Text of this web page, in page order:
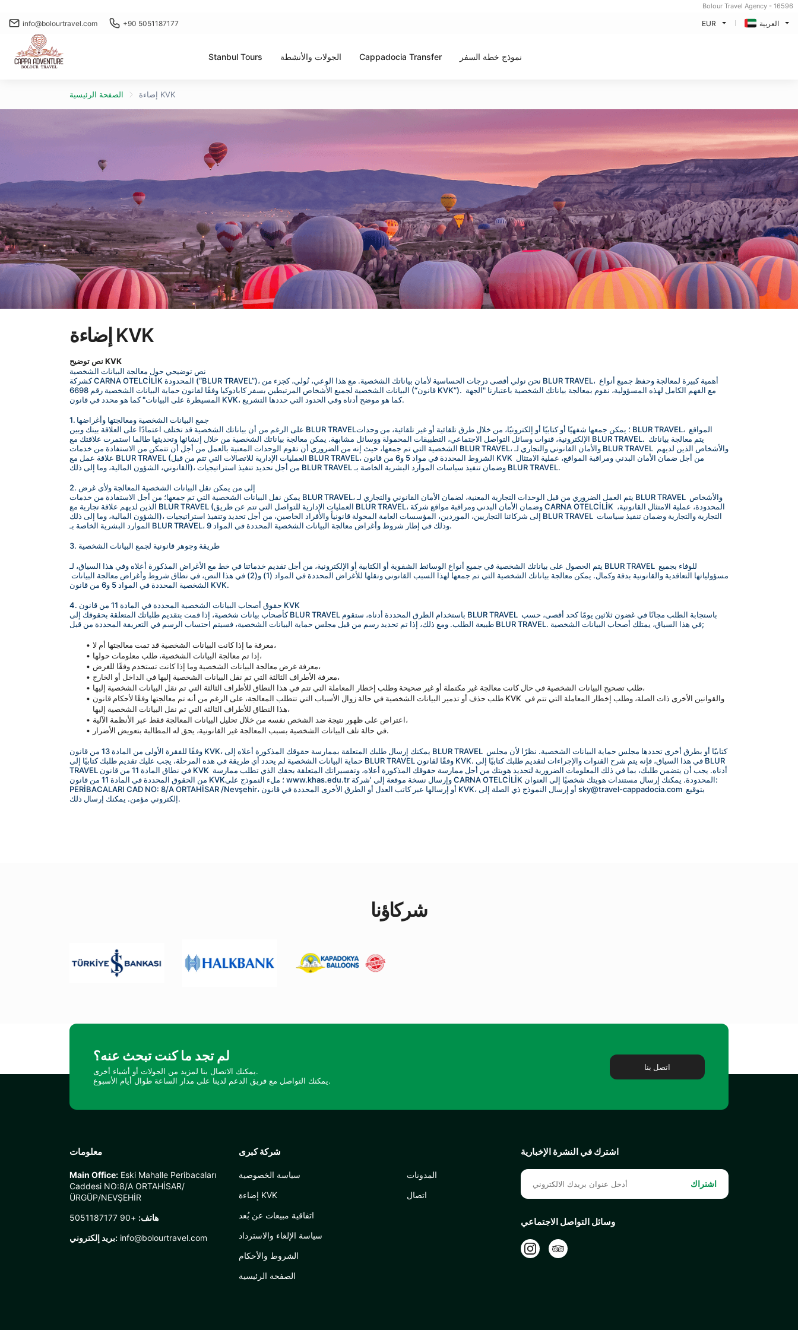
Bolour Travel Agency - 16596
info@bolourtravel.com +90 5051187177 EUR العربية
Stanbul Tours الجولات والأنشطة Cappadocia Transfer نموذج خطة السفر
الصفحة الرئيسية إضاءة KVK
إضاءة KVK
نص توضيح KVK
نص توضيحي حول معالجة البيانات الشخصية
كشركة CARNA OTELCİLİK المحدودة (“BLUR TRAVEL”)، نحن نولي أقصى درجات الحساسية لأمان بياناتك الشخصية. مع هذا الوعي، نُولي، كجزء من BLUR TRAVEL، أهمية كبيرة لمعالجة وحفظ جميع أنواع
البيانات الشخصية لجميع الأشخاص المرتبطين بسفر كابادوكيا وفقًا لقانون حماية البيانات الشخصية رقم 6698 (“قانون KVK”). مع الفهم الكامل لهذه المسؤولية، نقوم بمعالجة بياناتك الشخصية باعتبارنا "الجهة
المسيطرة على البيانات" كما هو محدد في قانون KVK، كما هو موضح أدناه وفي الحدود التي حددها التشريع.
1. جمع البيانات الشخصية ومعالجتها وأغراضها
على الرغم من أن بياناتك الشخصية قد تختلف اعتمادًا على العلاقة بينك وبين BLUR TRAVEL؛ يمكن جمعها شفهيًا أو كتابيًا أو إلكترونيًا، من خلال طرق تلقائية أو غير تلقائية، من وحدات BLUR TRAVEL، المواقع
الإلكترونية، قنوات وسائل التواصل الاجتماعي، التطبيقات المحمولة ووسائل مشابهة. يمكن معالجة بياناتك الشخصية من خلال إنشائها وتحديثها طالما استمرت علاقتك مع BLUR TRAVEL. يتم معالجة بياناتك
الشخصية التي تم جمعها، حيث إنه من الضروري أن تقوم الوحدات المعنية بالعمل من أجل أن تتمكن من الاستفادة من خدمات BLUR TRAVEL، والأمان القانوني والتجاري لـ BLUR TRAVEL والأشخاص الذين لديهم
علاقة عمل مع BLUR TRAVEL (العمليات الإدارية للاتصالات التي تتم من قبل BLUR TRAVEL، الشروط المحددة في مواد 5 و6 من قانون KVK من أجل ضمان الأمان البدني ومراقبة المواقع، عملية الامتثال
القانوني، الشؤون المالية، وما إلى ذلك)، من أجل تحديد تنفيذ استراتيجيات BLUR TRAVEL وضمان تنفيذ سياسات الموارد البشرية الخاصة بـ BLUR TRAVEL.
2. إلى من يمكن نقل البيانات الشخصية المعالجة ولأي غرض
يمكن نقل البيانات الشخصية التي تم جمعها؛ من أجل الاستفادة من خدمات BLUR TRAVEL، يتم العمل الضروري من قبل الوحدات التجارية المعنية، لضمان الأمان القانوني والتجاري لـ BLUR TRAVEL والأشخاص
الذين لديهم علاقة تجارية مع BLUR TRAVEL (العمليات الإدارية للتواصل التي تتم عن طريق BLUR TRAVEL، وضمان الأمان البدني ومراقبة مواقع شركة CARNA OTELCİLİK المحدودة، عملية الامتثال القانونية،
الشؤون المالية، وما إلى ذلك)، إلى شركائنا التجاريين، الموردين، المؤسسات العامة المخولة قانونياً والأفراد الخاصين، من أجل تحديد وتنفيذ استراتيجيات BLUR TRAVEL التجارية والتجارية وضمان تنفيذ سياسات
الموارد البشرية الخاصة بـ BLUR TRAVEL، وذلك في إطار شروط وأغراض معالجة البيانات الشخصية المحددة في المواد 9.
3. طريقة وجوهر قانونية لجمع البيانات الشخصية
يتم الحصول على بياناتك الشخصية في جميع أنواع الوسائط الشفوية أو الكتابية أو الإلكترونية، من أجل تقديم خدماتنا في خط مع الأغراض المذكورة أعلاه وفي هذا السياق، لـ BLUR TRAVEL للوفاء بجميع
الشخصية المحددة في المواد 5 و6 من قانون KVK.
4. حقوق أصحاب البيانات الشخصية المحددة في المادة 11 من قانون KVK
كأصحاب بيانات شخصية، إذا قمت بتقديم طلباتك المتعلقة بحقوقك إلى BLUR TRAVEL باستخدام الطرق المحددة أدناه، ستقوم BLUR TRAVEL باستجابة الطلب مجانًا في غضون ثلاثين يومًا كحد أقصى، حسب
طبيعة الطلب. ومع ذلك، إذا تم تحديد رسم من قبل مجلس حماية البيانات الشخصية، فسيتم احتساب الرسم في التعريفة المحددة من قبل BLUR TRAVEL. في هذا السياق، يمتلك أصحاب البيانات الشخصية;
معرفة ما إذا كانت البيانات الشخصية قد تمت معالجتها أم لا،
إذا تم معالجة البيانات الشخصية، طلب معلومات حولها،
معرفة غرض معالجة البيانات الشخصية وما إذا كانت تستخدم وفقًا للغرض،
معرفة الأطراف الثالثة التي تم نقل البيانات الشخصية إليها في الداخل أو الخارج،
طلب تصحيح البيانات الشخصية في حال كانت معالجة غير مكتملة أو غير صحيحة وطلب إخطار المعاملة التي تتم في هذا النطاق للأطراف الثالثة التي تم نقل البيانات الشخصية إليها،
طلب حذف أو تدمير البيانات الشخصية في حالة زوال الأسباب التي تتطلب المعالجة، على الرغم من أنه تم معالجتها وفقًا لأحكام قانون KVK والقوانين الأخرى ذات الصلة، وطلب إخطار المعاملة التي تتم في
هذا النطاق للأطراف الثالثة التي تم نقل البيانات الشخصية إليها،
اعتراض على ظهور نتيجة ضد الشخص نفسه من خلال تحليل البيانات المعالجة فقط عبر الأنظمة الآلية،
في حالة تلف البيانات الشخصية بسبب المعالجة غير القانونية، يحق له المطالبة بتعويض الأضرار.
وفقًا للفقرة الأولى من المادة 13 من قانون KVK، يمكنك إرسال طلبك المتعلقة بممارسة حقوقك المذكورة أعلاه إلى BLUR TRAVEL كتابيًا أو بطرق أخرى تحددها مجلس حماية البيانات الشخصية. نظرًا لأن مجلس
حماية البيانات الشخصية لم يحدد أي طريقة في هذه المرحلة، يجب عليك تقديم طلبك كتابيًا إلى BLUR TRAVEL وفقًا لقانون KVK. في هذا السياق، فإنه يتم شرح القنوات والإجراءات لتقديم طلبك كتابيًا إلى BLUR
TRAVEL في نطاق المادة 11 من قانون KVK أدناه. يجب أن يتضمن طلبك، بما في ذلك المعلومات الضرورية لتحديد هويتك من أجل ممارسة حقوقك المذكورة أعلاه، وتفسيراتك المتعلقة بحقك الذي تطلب ممارسة
من الحقوق المحددة في المادة 11 من قانون KVK؛ ملء النموذج على www.khas.edu.tr وإرسال نسخة موقعة إلى 'شركة CARNA OTELCİLİK المحدودة. يمكنك إرسال مستندات هويتك شخصيًا إلى العنوان:
PERİBACALARI CAD NO: 8/A ORTAHİSAR /Nevşehir، أو إرسالها عبر كاتب العدل أو الطرق الأخرى المحددة في قانون KVK، أو إرسال النموذج ذي الصلة إلى sky@travel-cappadocia.com بتوقيع
إلكتروني مؤمن. يمكنك إرسال ذلك.
شركاؤنا
لم تجد ما كنت تبحث عنه؟
يمكنك الاتصال بنا لمزيد من الجولات أو أشياء أخرى.
يمكنك التواصل مع فريق الدعم لدينا على مدار الساعة طوال أيام الأسبوع.
اتصل بنا
معلومات
Main Office: Eski Mahalle Peribacaları
Caddesi NO:8/A ORTAHİSAR/
ÜRGÜP/NEVŞEHİR
هاتف: +90 5051187177
بريد إلكتروني: info@bolourtravel.com
شركة كبرى
سياسة الخصوصية
إضاءة KVK
اتفاقية مبيعات عن بُعد
سياسة الإلغاء والاسترداد
الشروط والأحكام
الصفحة الرئيسية
المدونات
اتصال
اشترك في النشرة الإخبارية
اشتراك
وسائل التواصل الاجتماعي